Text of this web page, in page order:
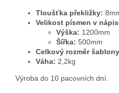
Tloušťka překližky:
Velikost písmen v
Výška: 1200mm
Šířka: 500mm
Celkový rozměr
Váha: 2,2kg
Výroba do 10 pacovních dní.